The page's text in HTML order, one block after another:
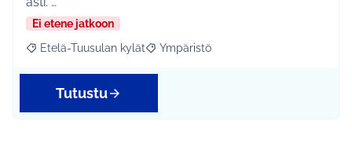
Ei etene jatkoon
Rajaa tulokset aihepiirin mukaan: Etelä-Tuusulan kylät
Etelä-Tuusulan kylät Rajaa tulokset teeman mukaan:
Ympäristö
Tutustu